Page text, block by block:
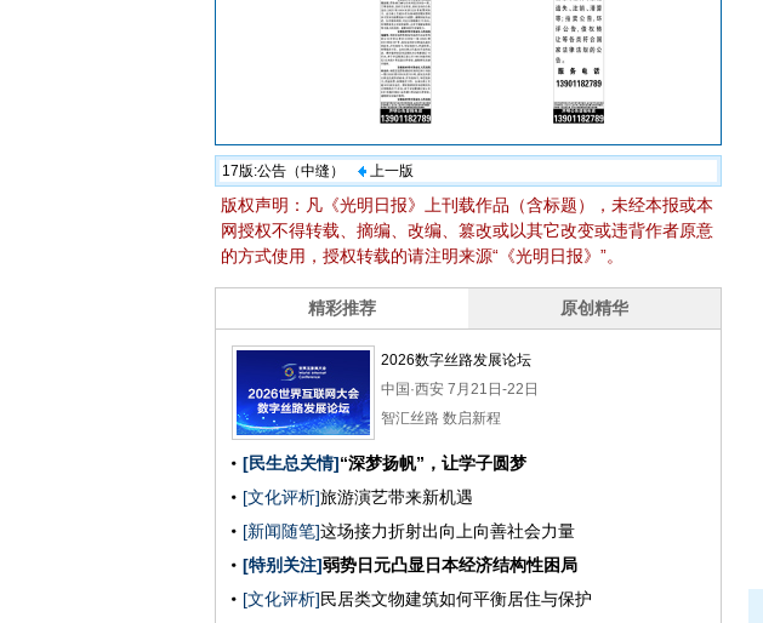
17版:公告（中缝） 上一版
版权声明：凡《光明日报》上刊载作品（含标题），未经本报或本
网授权不得转载、摘编、改编、篡改或以其它改变或违背作者原意
的方式使用，授权转载的请注明来源“《光明日报》”。